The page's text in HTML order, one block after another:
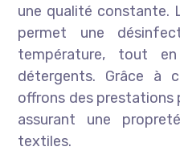
une qualité constante.
permet une
température, tout
détergents. Grâce à
offrons des prestations
assurant une
textiles.